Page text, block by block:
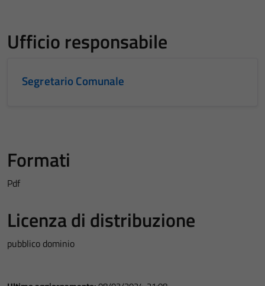
Ufficio responsabile
Segretario Comunale
Formati
Pdf
Licenza di distribuzione
pubblico dominio